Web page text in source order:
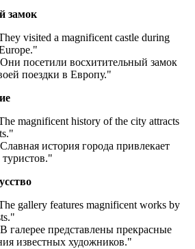
замок
visited a magnificent castle during
"
посетили восхитительный замок
поездки в Европу."
magnificent history of the city attracts
"
история города привлекает
gallery features magnificent works by
"
галерее представлены прекрасные
известных художников."